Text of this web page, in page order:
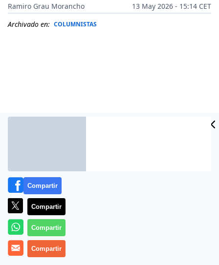
Ramiro Grau Morancho
13 May 2026 - 15:14 CET
Archivado en: COLUMNISTAS
Más información
Compartir
Compartir
Compartir
Compartir